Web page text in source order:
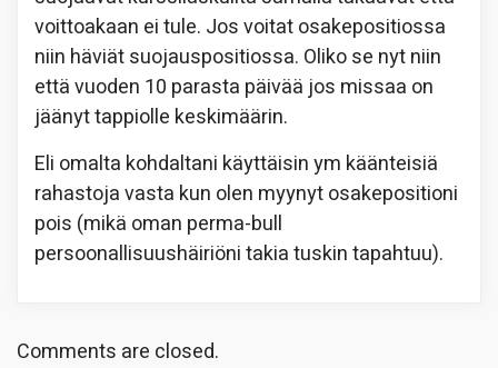
voittoakaan ei tule. Jos voitat osakepositiossa
niin häviät suojauspositiossa. Oliko se nyt niin
että vuoden 10 parasta päivää jos missaa on
jäänyt tappiolle keskimäärin.
Eli omalta kohdaltani käyttäisin ym käänteisiä
rahastoja vasta kun olen myynyt osakepositioni
pois (mikä oman perma-bull
persoonallisuushäiriöni takia tuskin tapahtuu).
Comments are closed.